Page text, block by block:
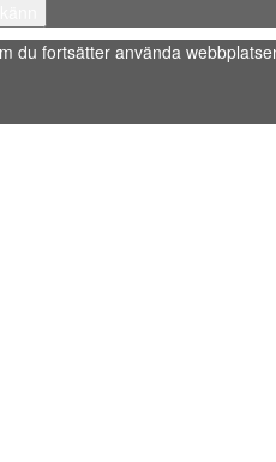
du fortsätter använda